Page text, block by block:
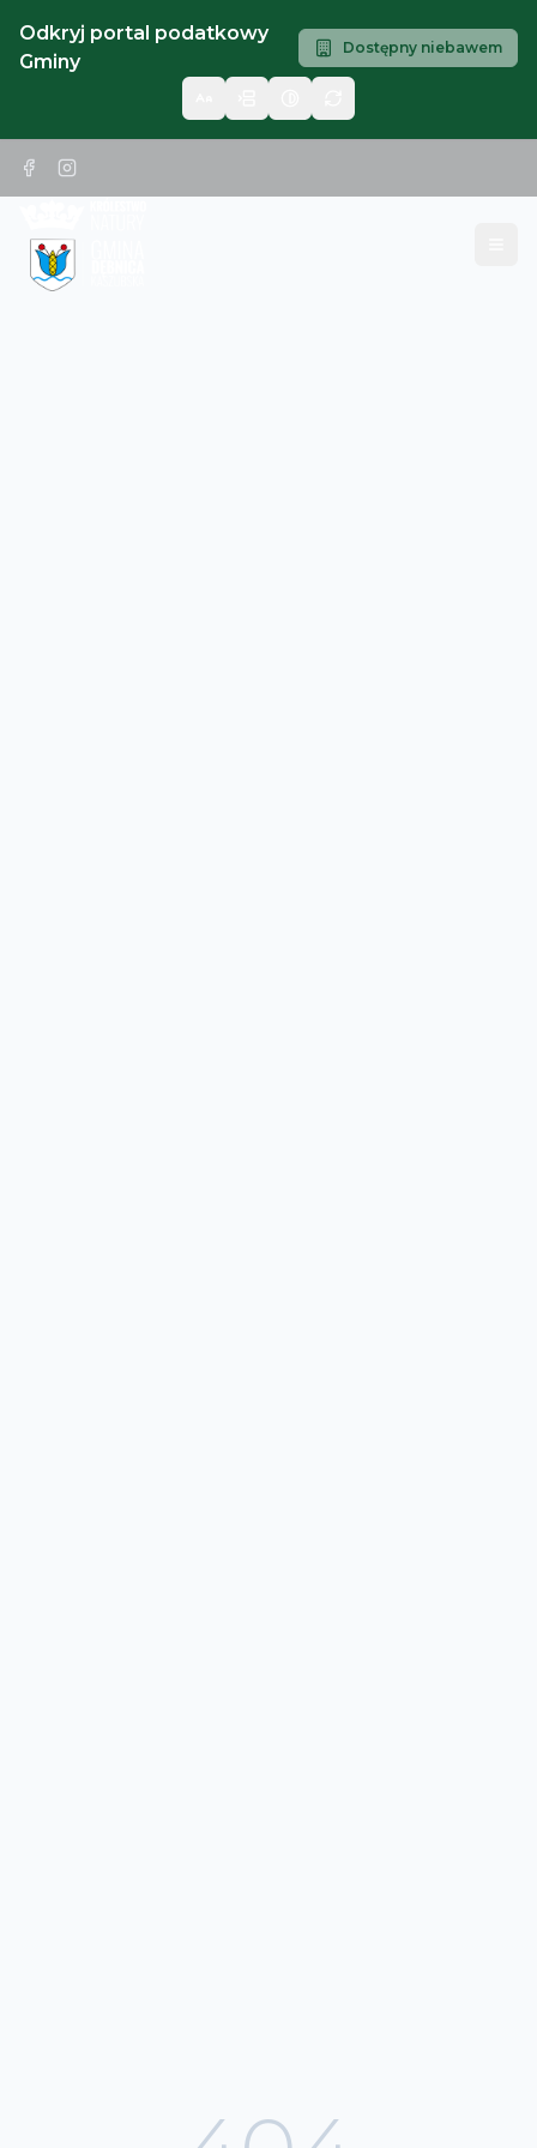
Odkryj portal podatkowy
Gminy
Dostępny niebawem